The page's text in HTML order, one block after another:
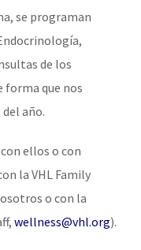
se programan
de los
forma que nos
año.
ellos o con
la VHL Family
o con la
wellness@vhl.org).